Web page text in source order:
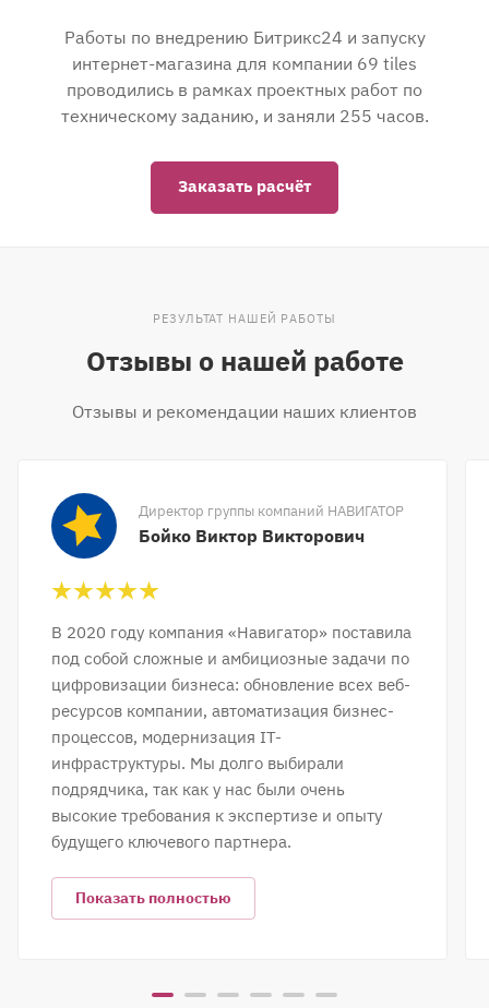
Работы по внедрению Битрикс24 и запуску
интернет-магазина для компании 69 tiles
проводились в рамках проектных работ по
техническому заданию, и заняли 255 часов.
Заказать расчёт
РЕЗУЛЬТАТ НАШЕЙ РАБОТЫ
Отзывы о нашей работе
Отзывы и рекомендации наших клиентов
Директор группы компаний НАВИГАТОР
Бойко Виктор Викторович
В 2020 году компания «Навигатор» поставила
под собой сложные и амбициозные задачи по
цифровизации бизнеса: обновление всех веб-
ресурсов компании, автоматизация бизнес-
процессов, модернизация IT-
инфраструктуры. Мы долго выбирали
подрядчика, так как у нас были очень
высокие требования к экспертизе и опыту
будущего ключевого партнера.
Показать полностью